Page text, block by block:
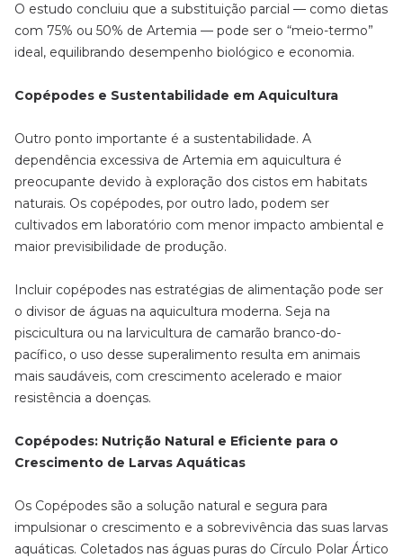
O estudo concluiu que a substituição parcial — como dietas
com 75% ou 50% de Artemia — pode ser o “meio-termo”
ideal, equilibrando desempenho biológico e economia.
Copépodes e Sustentabilidade em Aquicultura
Outro ponto importante é a sustentabilidade. A
dependência excessiva de Artemia em aquicultura é
preocupante devido à exploração dos cistos em habitats
naturais. Os copépodes, por outro lado, podem ser
cultivados em laboratório com menor impacto ambiental e
maior previsibilidade de produção.
Incluir copépodes nas estratégias de alimentação pode ser
o divisor de águas na aquicultura moderna. Seja na
piscicultura ou na larvicultura de camarão branco-do-
pacífico, o uso desse superalimento resulta em animais
mais saudáveis, com crescimento acelerado e maior
resistência a doenças.
Copépodes: Nutrição Natural e Eficiente para o
Crescimento de Larvas Aquáticas
Os Copépodes são a solução natural e segura para
impulsionar o crescimento e a sobrevivência das suas larvas
aquáticas. Coletados nas águas puras do Círculo Polar Ártico